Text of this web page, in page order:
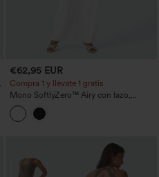
€62,95 EUR
Compra 1 y llévate 1 gratis
Mono SoftlyZero™ Airy con lazo,
bolsillo y tecnología InstantCool